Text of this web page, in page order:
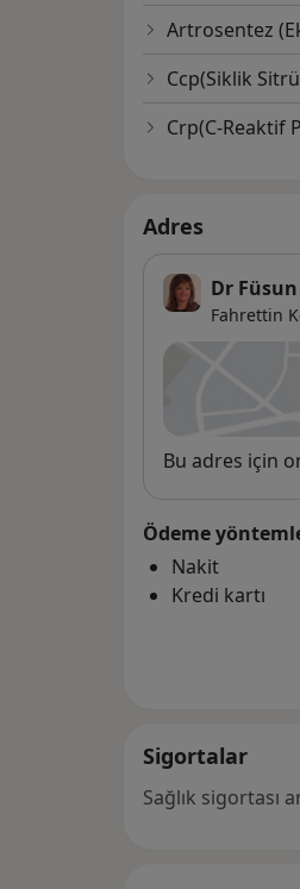
Artrosentez
Ccp(Siklik
Crp(C-Reaktif
Adres
Dr
Fahrettin
Uygunluk
Bu adres için
Ödeme
Nakit
Kredi kartı
Sigortalar
Sağlık sigortası